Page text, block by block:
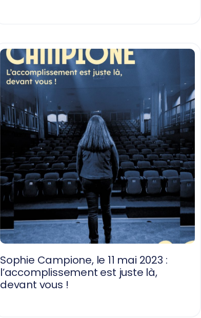
Sophie Campione, le 11 mai 2023 :
l’accomplissement est juste là,
devant vous !